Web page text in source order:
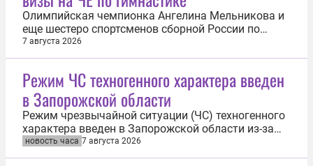
Олимпийская чемпионка Ангелина Мельникова и
еще шестеро спортсменов сборной России по
спортивной гимнастике не получили визы на
чемпионат Европы в Хорватии. Об этом 7 августа
России. За два дня до запланированного вылета
на чемпионат Европы в Загреб...
7 августа 2026
Режим ЧС техногенного характера введен
в Запорожской области
Режим чрезвычайной ситуации (ЧС) техногенного
характера введен в Запорожской области из-за
масштабных отключений электроэнергии после
атак Вооруженных сил Украины (ВСУ). Об этом 7
новость часа 7 августа 2026